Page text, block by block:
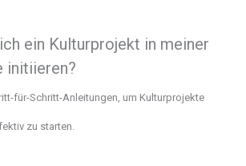
ein Kulturprojekt in meiner
initiieren?
für-Schritt-Anleitungen, um Kulturprojekte
zu starten.